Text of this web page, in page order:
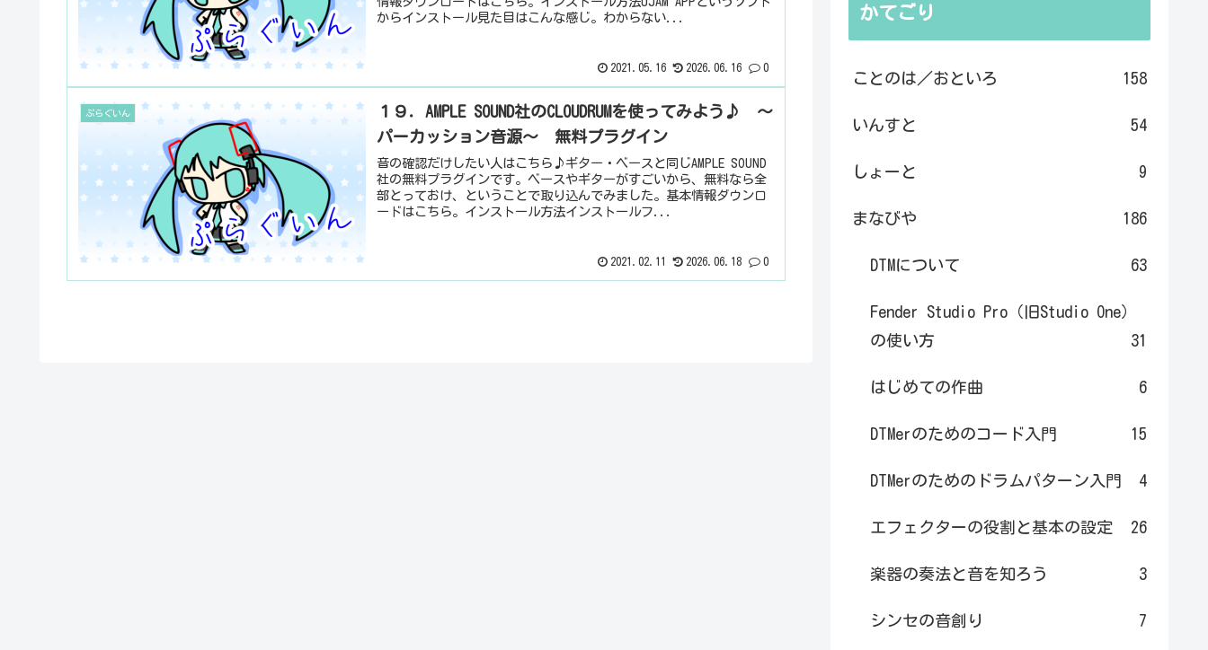
からインストール見た目はこんな感じ。わからない...
2021.05.16 2026.06.16 0
ぷらぐいん
１９．AMPLE SOUND社のCLOUDRUMを使ってみよう♪ ～
パーカッション音源～ 無料プラグイン
音の確認だけしたい人はこちら♪ギター・ベースと同じAMPLE SOUND
社の無料プラグインです。ベースやギターがすごいから、無料なら全
部とっておけ、ということで取り込んでみました。基本情報ダウンロ
ードはこちら。インストール方法インストールフ...
2021.02.11 2026.06.18 0
かてごり
ことのは／おといろ 158
いんすと 54
しょーと 9
まなびや 186
DTMについて 63
Fender Studio Pro（旧Studio One）
の使い方
31
はじめての作曲 6
DTMerのためのコード入門 15
DTMerのためのドラムパターン入門 4
エフェクターの役割と基本の設定 26
楽器の奏法と音を知ろう 3
シンセの音創り 7